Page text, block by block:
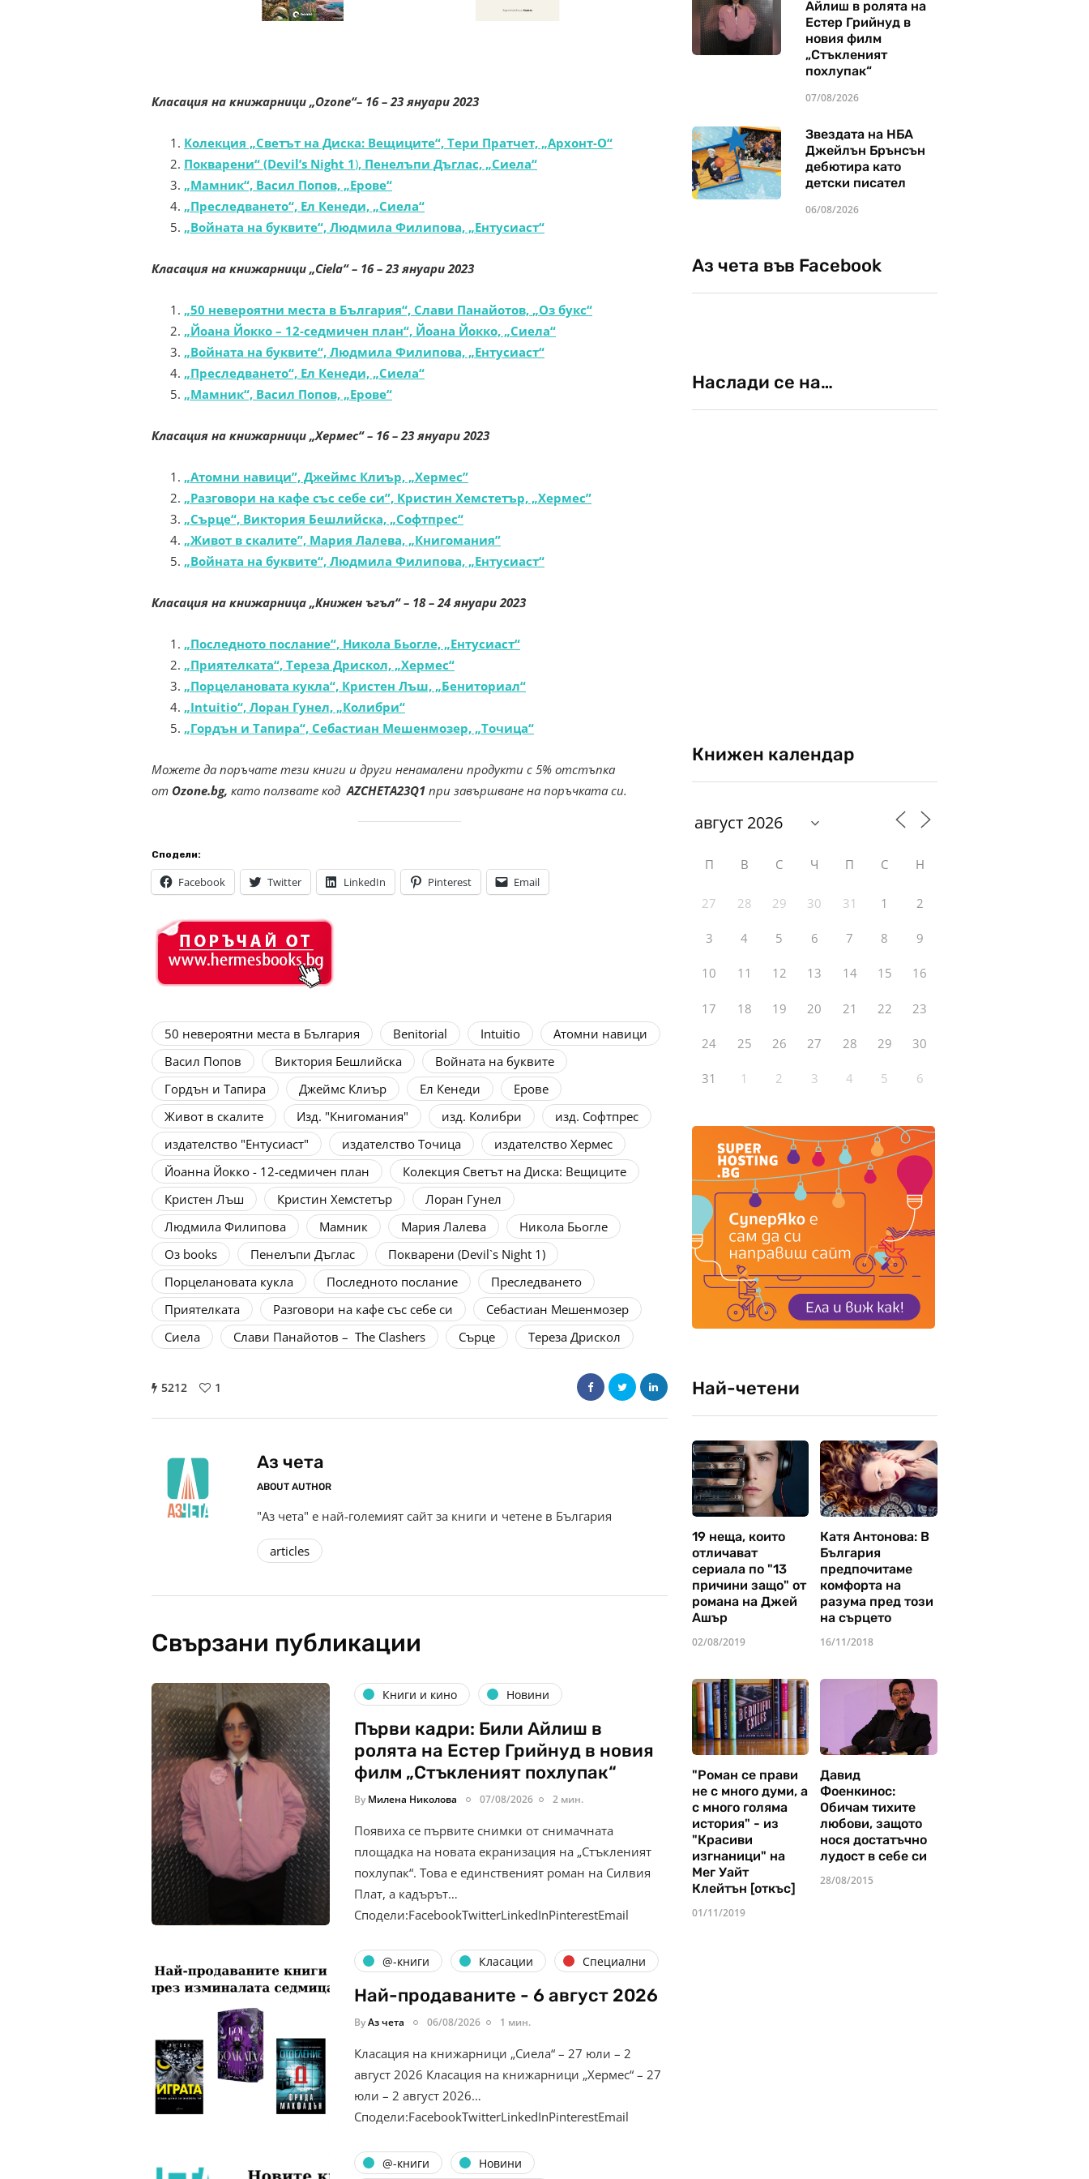
Класация на книжарници „Ozone“– 16 – 23 януари 2023
Колекция „Светът на Диска: Вещиците“, Тери Пратчет, „Архонт-О“
Покварени“ (Devil’s Night 1), Пенелъпи Дъглас, „Сиела“
„Мамник“, Васил Попов, „Ерове“
„Преследването“, Ел Кенеди, „Сиела“
„Войната на буквите“, Людмила Филипова, „Ентусиаст“
Класация на книжарници „Ciela“ – 16 – 23 януари 2023
„50 невероятни места в България“, Слави Панайотов, „Оз букс“
„Йоана Йокко – 12-седмичен план“, Йоана Йокко, „Сиела“
„Войната на буквите“, Людмила Филипова, „Ентусиаст“
„Преследването“, Ел Кенеди, „Сиела“
„Мамник“, Васил Попов, „Ерове“
Класация на книжарници „Хермес“ – 16 – 23 януари 2023
„Атомни навици”, Джеймс Клиър, „Хермес”
„Разговори на кафе със себе си”, Кристин Хемстетър, „Хермес”
„Сърце“, Виктория Бешлийска, „Софтпрес“
„Живот в скалите”, Мария Лалева, „Книгомания”
„Войната на буквите“, Людмила Филипова, „Ентусиаст“
Класация на книжарница „Книжен ъгъл“ – 18 – 24 януари 2023
„Последното послание“, Никола Бьогле, „Ентусиаст“
„Приятелката“, Тереза Дрискол, „Хермес“
„Порцелановата кукла“, Кристен Лъш, „Бениториал“
„Intuitio“, Лоран Гунел, „Колибри“
„Гордън и Тапира“, Себастиан Мешенмозер, „Точица“
Можете да поръчате тези книги и други ненамалени продукти с 5% отстъпка
от Ozone.bg, като ползвате код AZCHETA23Q1 при завършване на поръчката си.
Сподели:
Facebook Twitter LinkedIn Pinterest Email
50 невероятни места в България Benitorial Intuitio
Атомни навици
Васил Попов
Виктория Бешлийска
Войната на буквите
Гордън и Тапира
Джеймс Клиър Ел Кенеди
Ерове
Живот в скалите
Изд. "Книгомания" изд. Колибри
изд. Софтпрес
издателство "Ентусиаст"
издателство Точица
издателство Хермес
Йоанна Йокко - 12-седмичен план
Колекция Светът на Диска: Вещиците
Кристен Лъш
Кристин Хемстетър
Лоран Гунел
Людмила Филипова
Мамник Мария Лалева
Никола Бьогле
Оз books
Пенелъпи Дъглас
Покварени (Devil`s Night 1)
Порцелановата кукла
Последното послание
Преследването
Приятелката
Разговори на кафе със себе си
Себастиан Мешенмозер
Сиела
Слави Панайотов – The Clashers Сърце Тереза Дрискол
5212 1
Аз чета
ABOUT AUTHOR
"Аз чета" е най-големият сайт за книги и четене в България
articles
Свързани публикации
Книги и кино Новини
Първи кадри: Били Айлиш в
ролята на Естер Грийнуд в новия
филм „Стъкленият похлупак“
By Милена Николова 07/08/2026 2 мин.
Появиха се първите снимки от снимачната
площадка на новата екранизация на „Стъкленият
похлупак“. Това е единственият роман на Силвия
Плат, а кадърът…
Сподели:FacebookTwitterLinkedInPinterestEmail
@-книги Класации Специални
Най-продаваните - 6 август 2026
ByАз чета 06/08/2026 1 мин.
Класация на книжарници „Сиела“ – 27 юли – 2
август 2026 Класация на книжарници „Хермес“ – 27
юли – 2 август 2026…
Сподели:FacebookTwitterLinkedInPinterestEmail
@-книги Новини
Айлиш в ролята на
Естер Грийнуд в
новия филм
„Стъкленият
похлупак“
07/08/2026
Звездата на НБА
Джейлън Брънсън
дебютира като
детски писател
06/08/2026
Аз чета във Facebook
Наслади се на…
Книжен календар
П В С Ч П С Н
27 28 29 30 31 1 2
3 4 5 6 7 8 9
10 11 12 13 14 15 16
17 18 19 20 21 22 23
24 25 26 27 28 29 30
31 1 2 3 4 5 6
Най-четени
19 неща, които
отличават
сериала по "13
причини защо" от
романа на Джей
Ашър
02/08/2019
Катя Антонова: В
България
предпочитаме
комфорта на
разума пред този
на сърцето
16/11/2018
"Роман се прави
не с много думи, а
с много голяма
история" - из
"Красиви
изгнаници" на
Мег Уайт
Клейтън [откъс]
01/11/2019
Давид
Фоенкинос:
Обичам тихите
любови, защото
нося достатъчно
лудост в себе си
28/08/2015